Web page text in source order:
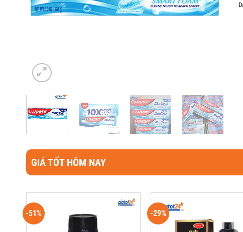
GIÁ TỐT HÔM NAY
-51% -29%